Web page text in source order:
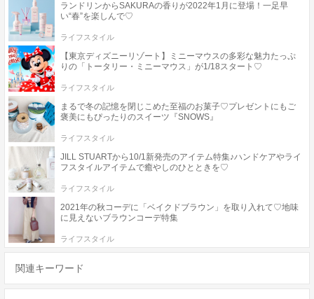
ランドリンからSAKURAの香りが2022年1月に登場！一足早
い“春”を楽しんで♡
ライフスタイル
【東京ディズニーリゾート】ミニーマウスの多彩な魅力たっぷ
りの「トータリー・ミニーマウス」が1/18スタート♡
ライフスタイル
まるで冬の記憶を閉じこめた至福のお菓子♡プレゼントにもご
褒美にもぴったりのスイーツ『SNOWS』
ライフスタイル
JILL STUARTから10/1新発売のアイテム特集♪ハンドケアやライ
フスタイルアイテムで癒やしのひとときを♡
ライフスタイル
2021年の秋コーデに「ベイクドブラウン」を取り入れて♡地味
に見えないブラウンコーデ特集
ライフスタイル
関連キーワード